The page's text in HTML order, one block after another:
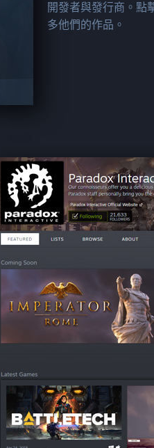
開發者與發行商。點
多他們的作品。